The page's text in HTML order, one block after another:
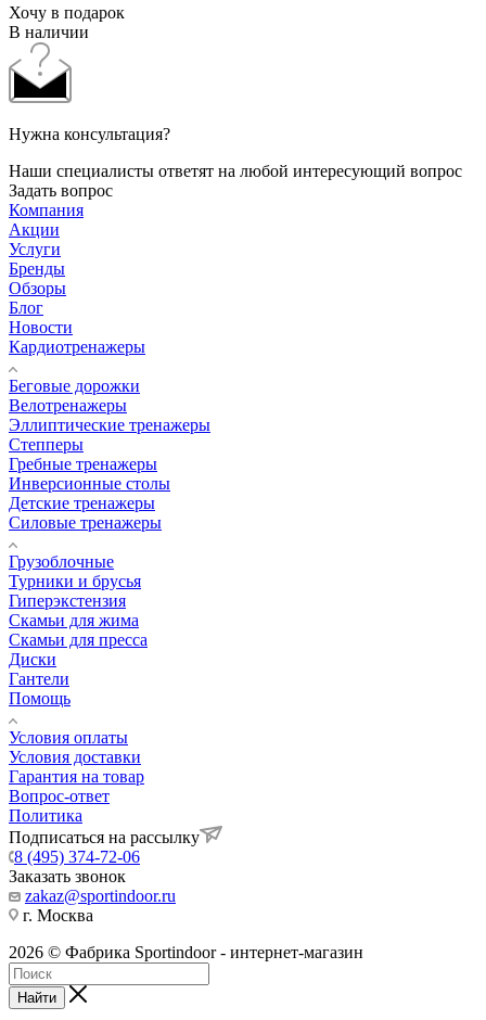
Хочу в подарок
В наличии
Нужна консультация?
Наши специалисты ответят на любой интересующий вопрос
Задать вопрос
Компания
Акции
Услуги
Бренды
Обзоры
Блог
Новости
Кардиотренажеры
Беговые дорожки
Велотренажеры
Эллиптические тренажеры
Степперы
Гребные тренажеры
Инверсионные столы
Детские тренажеры
Силовые тренажеры
Грузоблочные
Турники и брусья
Гиперэкстензия
Скамьи для жима
Скамьи для пресса
Диски
Гантели
Помощь
Условия оплаты
Условия доставки
Гарантия на товар
Вопрос-ответ
Политика
Подписаться на рассылку
8 (495) 374-72-06
Заказать звонок
zakaz@sportindoor.ru
г. Москва
2026 © Фабрика Sportindoor - интернет-магазин
Найти